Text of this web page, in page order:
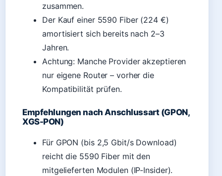
zusammen.
Der Kauf einer 5590 Fiber (224 €)
amortisiert sich bereits nach 2–3
Jahren.
Achtung: Manche Provider akzeptieren
nur eigene Router – vorher die
Kompatibilität prüfen.
Empfehlungen nach Anschlussart (GPON,
XGS-PON)
Für GPON (bis 2,5 Gbit/s Download)
reicht die 5590 Fiber mit den
mitgelieferten Modulen (IP-Insider).